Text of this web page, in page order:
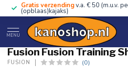
Gratis verzendingv.a. € 50 (m.u.v.
(opblaas)kajaks)
MENU
Home / Fusion Training Short Unisex
Fusion Fusion Training
FUSION (0)